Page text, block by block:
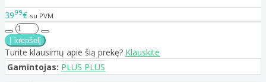
3999€ su PVM
Turite klausimų apie šią prekę? Klauskite
Gamintojas: PLUS PLUS